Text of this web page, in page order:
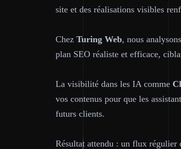
site et des réalisations visibles
Chez Turing Web, nous
plan SEO réaliste et efficace,
La visibilité dans les IA comme
vos contenus pour que les
futurs clients.
Résultat attendu : un flux régulier